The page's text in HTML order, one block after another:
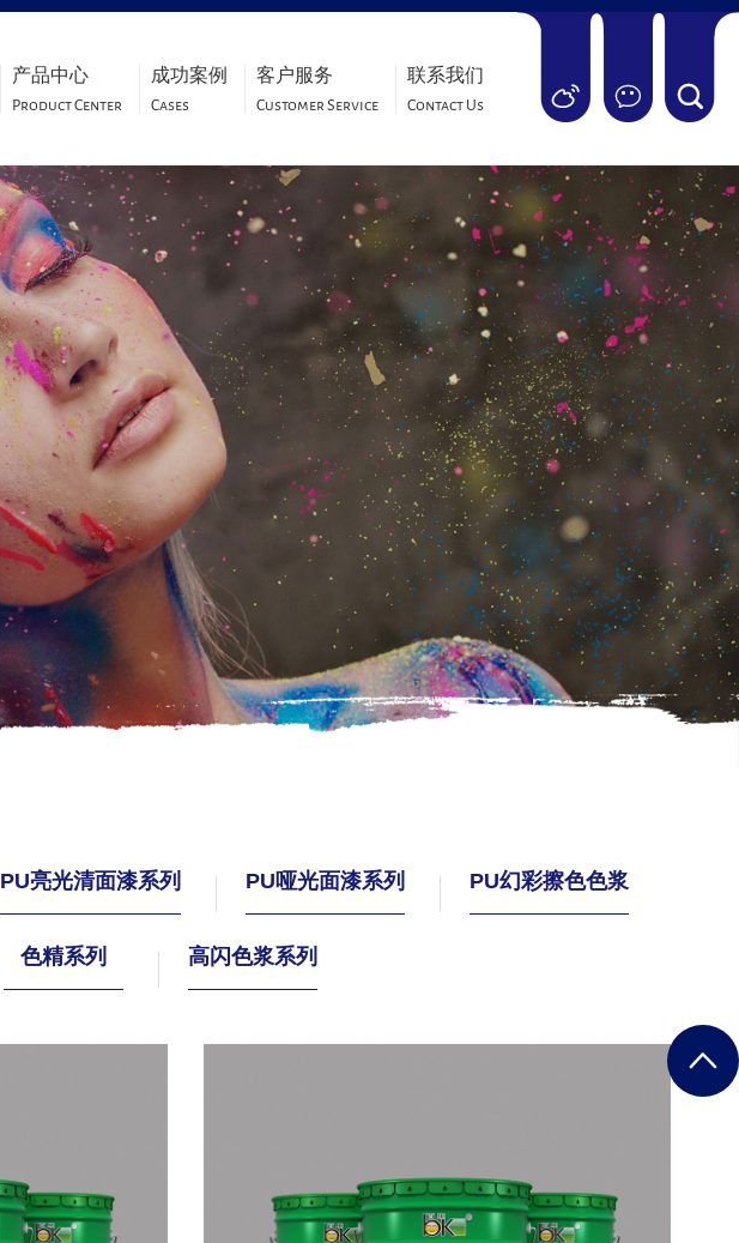
产品中心
Product Center
成功案例
Cases
客户服务
Customer Service
联系我们
Contact Us
PU亮光清面漆系列 PU哑光面漆系列 PU幻彩擦色色浆
色精系列 高闪色浆系列